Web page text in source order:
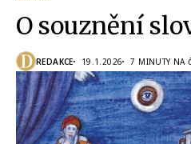
O souznění
REDAKCE 19.1.2026 7 MINUTY NA